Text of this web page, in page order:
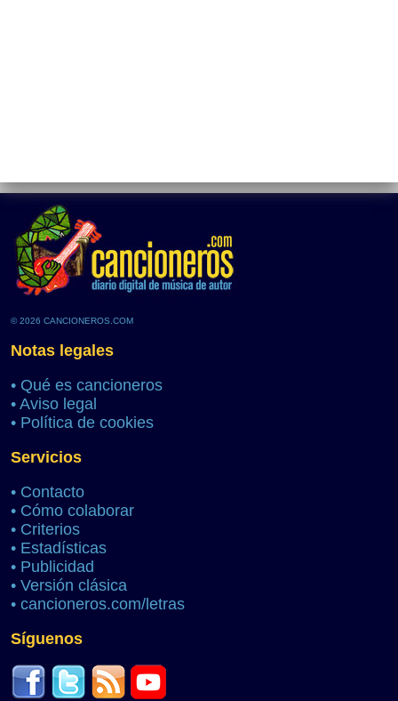
© 2026 CANCIONEROS.COM
Notas legales
• Qué es cancioneros
• Aviso legal
• Política de cookies
Servicios
• Contacto
• Cómo colaborar
• Criterios
• Estadísticas
• Publicidad
• Versión clásica
• cancioneros.com/letras
Síguenos